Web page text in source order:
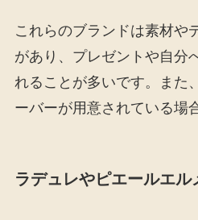
これらのブランドは素材や
があり、プレゼントや自分
れることが多いです。また
ーバーが用意されている場
ラデュレやピエールエル